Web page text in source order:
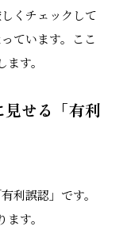
くチェックして
ています。ここ
す。
せる「有利
利誤認」です。
す。